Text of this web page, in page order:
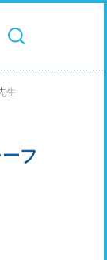
セル
生
フ